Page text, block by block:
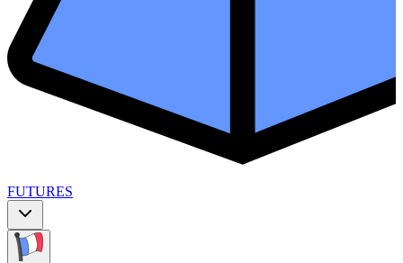
FUTURES